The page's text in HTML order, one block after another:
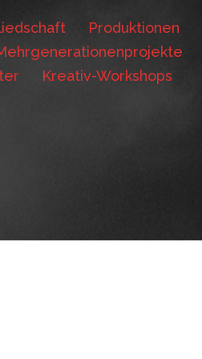
Produktionen
Kreativ-Workshops